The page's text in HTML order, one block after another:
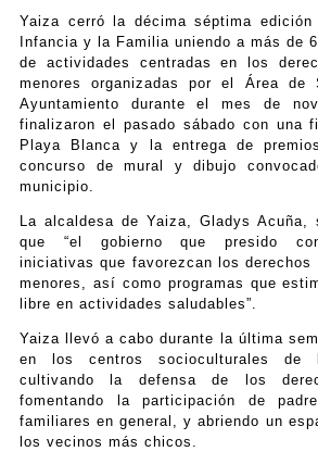
Yaiza cerró la décima séptima
Infancia y la Familia uniendo a más de
de actividades centradas en los
menores organizadas por el Área de
Ayuntamiento durante el mes de
finalizaron el pasado sábado con una
Playa Blanca y la entrega de
concurso de mural y dibujo
municipio.
La alcaldesa de Yaiza, Gladys
que “el gobierno que presido
iniciativas que favorezcan los
menores, así como programas que
libre en actividades saludables”.
Yaiza llevó a cabo durante la última
en los centros socioculturales de
cultivando la defensa de los
fomentando la participación de
familiares en general, y abriendo un
los vecinos más chicos.